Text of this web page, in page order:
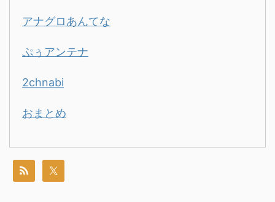
アナグロあんてな
ぷぅアンテナ
2chnabi
おまとめ